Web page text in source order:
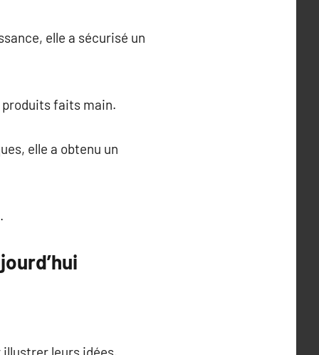
elle a sécurisé un
produits faits main.
elle a obtenu un
leurs idées.